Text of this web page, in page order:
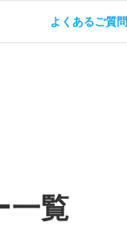
よくあるご質問
一覧